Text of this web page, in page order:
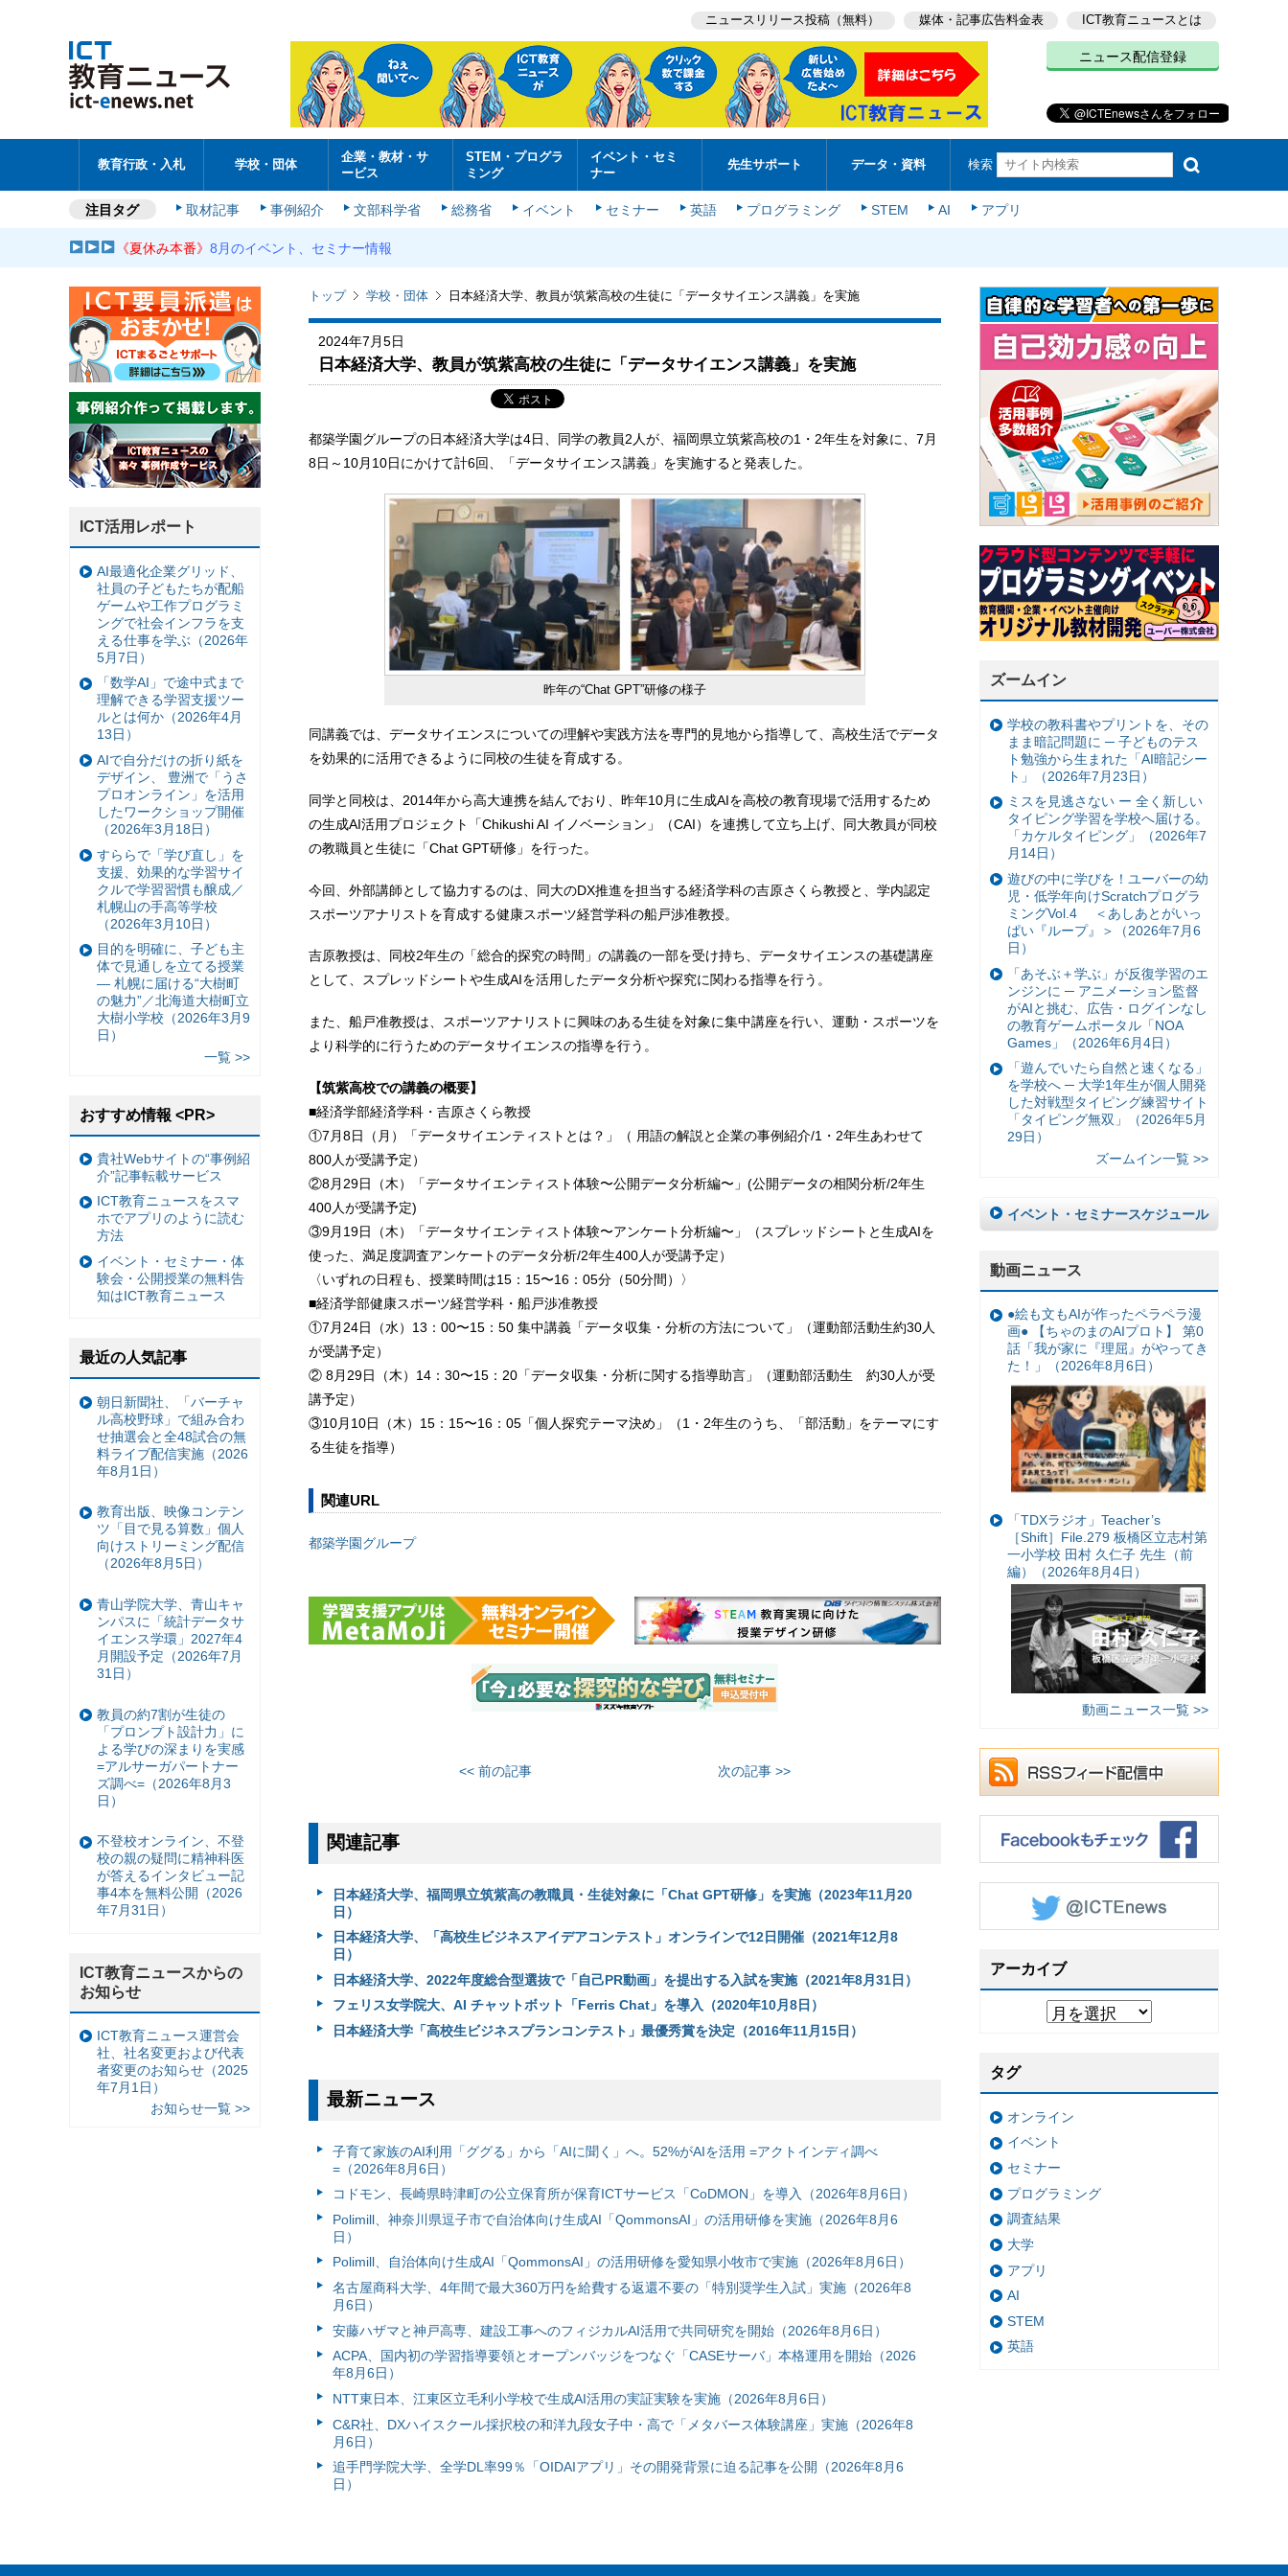
ニュースリリース投稿（無料） 媒体・記事広告料金表 ICT教育ニュースとは
ニュース配信登録
教育行政・入札 学校・団体
企業・教材・サ
ービス
STEM・プログラ
ミング
イベント・セミ
ナー
先生サポート データ・資料 検索
注目タグ 取材記事 事例紹介 文部科学省 総務省 イベント セミナー 英語 プログラミング STEM AI アプリ
《夏休み本番》8月のイベント、セミナー情報
トップ 学校・団体 日本経済大学、教員が筑紫高校の生徒に「データサイエンス講義」を実施
2024年7月5日
日本経済大学、教員が筑紫高校の生徒に「データサイエンス講義」を実施
都築学園グループの日本経済大学は4日、同学の教員2人が、福岡県立筑紫高校の1・2年生を対象に、7月
8日～10月10日にかけて計6回、「データサイエンス講義」を実施すると発表した。
昨年の“Chat GPT”研修の様子
同講義では、データサイエンスについての理解や実践方法を専門的見地から指導して、高校生活でデータ
を効果的に活用できるように同校の生徒を育成する。
同学と同校は、2014年から高大連携を結んでおり、昨年10月に生成AIを高校の教育現場で活用するため
の生成AI活用プロジェクト「Chikushi AI イノベーション」（CAI）を連携して立ち上げ、同大教員が同校
の教職員と生徒に「Chat GPT研修」を行った。
今回、外部講師として協力するのは、同大のDX推進を担当する経済学科の吉原さくら教授と、学内認定
スポーツアナリストを育成する健康スポーツ経営学科の船戸渉准教授。
吉原教授は、同校2年生の「総合的探究の時間」の講義の一部を受け持ち、データサイエンスの基礎講座
として、スプレッドシートや生成AIを活用したデータ分析や探究に関わる指導を行う。
また、船戸准教授は、スポーツアナリストに興味のある生徒を対象に集中講座を行い、運動・スポーツを
より科学的に行うためのデータサイエンスの指導を行う。
【筑紫高校での講義の概要】
■経済学部経済学科・吉原さくら教授
①7月8日（月）「データサイエンティストとは？」（ 用語の解説と企業の事例紹介/1・2年生あわせて
800人が受講予定）
②8月29日（木）「データサイエンティスト体験〜公開データ分析編〜」(公開データの相関分析/2年生
400人が受講予定)
③9月19日（木）「データサイエンティスト体験〜アンケート分析編〜」（スプレッドシートと生成AIを
使った、満足度調査アンケートのデータ分析/2年生400人が受講予定）
〈いずれの日程も、授業時間は15：15〜16：05分（50分間）〉
■経済学部健康スポーツ経営学科・船戸渉准教授
①7月24日（水）13：00〜15：50 集中講義「データ収集・分析の方法について」（運動部活動生約30人
が受講予定）
② 8月29日（木）14：30〜15：20「データ収集・分析に関する指導助言」（運動部活動生 約30人が受
講予定）
③10月10日（木）15：15〜16：05「個人探究テーマ決め」（1・2年生のうち、「部活動」をテーマにす
る生徒を指導）
関連URL
都築学園グループ
<< 前の記事 次の記事 >>
関連記事
日本経済大学、福岡県立筑紫高の教職員・生徒対象に「Chat GPT研修」を実施（2023年11月20
日）
日本経済大学、「高校生ビジネスアイデアコンテスト」オンラインで12日開催（2021年12月8
日）
日本経済大学、2022年度総合型選抜で「自己PR動画」を提出する入試を実施（2021年8月31日）
フェリス女学院大、AI チャットボット「Ferris Chat」を導入（2020年10月8日）
日本経済大学「高校生ビジネスプランコンテスト」最優秀賞を決定（2016年11月15日）
最新ニュース
子育て家族のAI利用「ググる」から「AIに聞く」へ。52%がAIを活用 =アクトインディ調べ
=（2026年8月6日）
コドモン、長崎県時津町の公立保育所が保育ICTサービス「CoDMON」を導入（2026年8月6日）
Polimill、神奈川県逗子市で自治体向け生成AI「QommonsAI」の活用研修を実施（2026年8月6
日）
Polimill、自治体向け生成AI「QommonsAI」の活用研修を愛知県小牧市で実施（2026年8月6日）
名古屋商科大学、4年間で最大360万円を給費する返還不要の「特別奨学生入試」実施（2026年8
月6日）
安藤ハザマと神戸高専、建設工事へのフィジカルAI活用で共同研究を開始（2026年8月6日）
ACPA、国内初の学習指導要領とオープンバッジをつなぐ「CASEサーバ」本格運用を開始（2026
年8月6日）
NTT東日本、江東区立毛利小学校で生成AI活用の実証実験を実施（2026年8月6日）
C&R社、DXハイスクール採択校の和洋九段女子中・高で「メタバース体験講座」実施（2026年8
月6日）
追手門学院大学、全学DL率99％「OIDAIアプリ」その開発背景に迫る記事を公開（2026年8月6
日）
ズームイン
学校の教科書やプリントを、その
まま暗記問題に ─ 子どものテス
ト勉強から生まれた「AI暗記シー
ト」（2026年7月23日）
ミスを見逃さない ー 全く新しい
タイピング学習を学校へ届ける。
「カケルタイピング」（2026年7
月14日）
遊びの中に学びを！ユーバーの幼
児・低学年向けScratchプログラ
ミングVol.4 ＜あしあとがいっ
ぱい『ループ』＞（2026年7月6
日）
「あそぶ＋学ぶ」が反復学習のエ
ンジンに ─ アニメーション監督
がAIと挑む、広告・ログインなし
の教育ゲームポータル「NOA
Games」（2026年6月4日）
「遊んでいたら自然と速くなる」
を学校へ ─ 大学1年生が個人開発
した対戦型タイピング練習サイト
「タイピング無双」（2026年5月
29日）
ズームイン一覧 >>
イベント・セミナースケジュール
動画ニュース
●絵も文もAIが作ったペラペラ漫
画● 【ちゃのまのAIプロト】 第0
話「我が家に『理屈』がやってき
た！」（2026年8月6日）
「TDXラジオ」Teacher’s
［Shift］File.279 板橋区立志村第
一小学校 田村 久仁子 先生（前
編）（2026年8月4日）
動画ニュース一覧 >>
アーカイブ
タグ
オンライン
イベント
セミナー
プログラミング
調査結果
大学
アプリ
AI
STEM
英語
ICT活用レポート
AI最適化企業グリッド、
社員の子どもたちが配船
ゲームや工作プログラミ
ングで社会インフラを支
える仕事を学ぶ（2026年
5月7日）
「数学AI」で途中式まで
理解できる学習支援ツー
ルとは何か（2026年4月
13日）
AIで自分だけの折り紙を
デザイン、 豊洲で「うさ
プロオンライン」を活用
したワークショップ開催
（2026年3月18日）
すららで「学び直し」を
支援、効果的な学習サイ
クルで学習習慣も醸成／
札幌山の手高等学校
（2026年3月10日）
目的を明確に、子ども主
体で見通しを立てる授業
— 札幌に届ける“大樹町
の魅力”／北海道大樹町立
大樹小学校（2026年3月9
日）
一覧 >>
おすすめ情報 <PR>
貴社Webサイトの“事例紹
介”記事転載サービス
ICT教育ニュースをスマ
ホでアプリのように読む
方法
イベント・セミナー・体
験会・公開授業の無料告
知はICT教育ニュース
最近の人気記事
朝日新聞社、「バーチャ
ル高校野球」で組み合わ
せ抽選会と全48試合の無
料ライブ配信実施（2026
年8月1日）
教育出版、映像コンテン
ツ「目で見る算数」個人
向けストリーミング配信
（2026年8月5日）
青山学院大学、青山キャ
ンパスに「統計データサ
イエンス学環」2027年4
月開設予定（2026年7月
31日）
教員の約7割が生徒の
「プロンプト設計力」に
よる学びの深まりを実感
=アルサーガパートナー
ズ調べ=（2026年8月3
日）
不登校オンライン、不登
校の親の疑問に精神科医
が答えるインタビュー記
事4本を無料公開（2026
年7月31日）
ICT教育ニュースからの
お知らせ
ICT教育ニュース運営会
社、社名変更および代表
者変更のお知らせ（2025
年7月1日）
お知らせ一覧 >>